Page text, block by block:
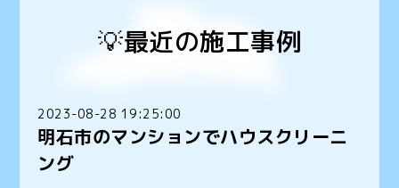
💡最近の施工事例
2023-08-28 19:25:00
明石市のマンションでハウスクリーニ
ング